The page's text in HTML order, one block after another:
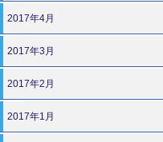
2017年4月
2017年3月
2017年2月
2017年1月